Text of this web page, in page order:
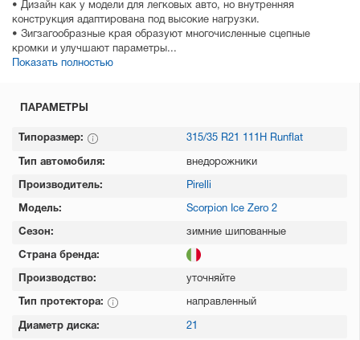
• Дизайн как у модели для легковых авто, но внутренняя
конструкция адаптирована под высокие нагрузки.
• Зигзагообразные края образуют многочисленные сцепные
кромки и улучшают параметры...
Показать полностью
ПАРАМЕТРЫ
Типоразмер: 315/35 R21 111H Runflat
Тип автомобиля: внедорожники
Производитель: Pirelli
Модель: Scorpion Ice Zero 2
Сезон: зимние шипованные
Страна бренда:
Производство: уточняйте
Тип протектора: направленный
Диаметр диска: 21